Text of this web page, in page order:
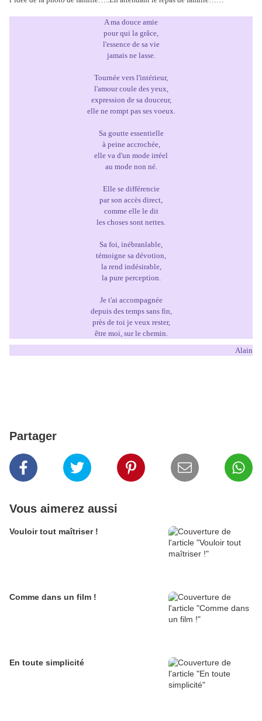
A ma douce amie
pour qui la grâce,
l'essence de sa vie
jamais ne lasse.
Tournée vers l'intérieur,
l'amour coule des yeux,
expression de sa douceur,
elle ne rompt pas ses voeux.
Sa goutte essentielle
à peine accrochée,
elle va d'un mode irréel
au mode non né.
Elle se différencie
par son accès direct,
comme elle le dit
les choses sont nettes.
Sa foi, inébranlable,
témoigne sa dévotion,
la rend indésirable,
la pure perception.
Je t'ai accompagnée
depuis des temps sans fin,
près de toi je veux rester,
être moi, sur le chemin.
Alain
Partager
Vous aimerez aussi
Vouloir tout maîtriser !
Comme dans un film !
En toute simplicité